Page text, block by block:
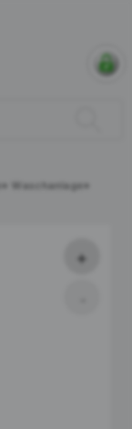
» Waschanlage »